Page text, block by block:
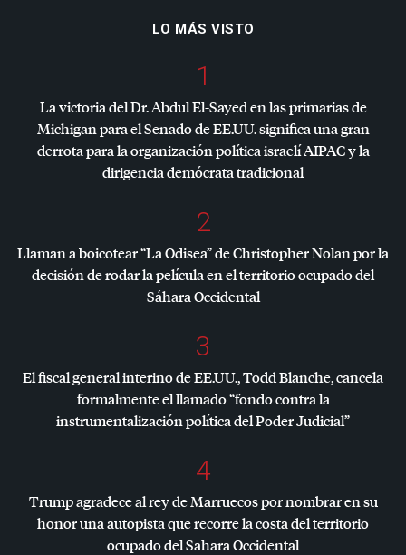
LO MÁS VISTO
1
La victoria del Dr. Abdul El-Sayed en las primarias de
Michigan para el Senado de EE.UU. significa una gran
derrota para la organización política israelíAIPACy la
dirigencia demócrata tradicional
2
Llaman a boicotear “La Odisea” de Christopher Nolan por la
decisión de rodar la película en el territorio ocupado del
Sáhara Occidental
3
El fiscal general interino de EE.UU., Todd Blanche, cancela
formalmente el llamado “fondo contra la
instrumentalización política del Poder Judicial”
4
Trump agradece al rey de Marruecos por nombrar en su
honor una autopista que recorre la costa del territorio
ocupado del Sahara Occidental